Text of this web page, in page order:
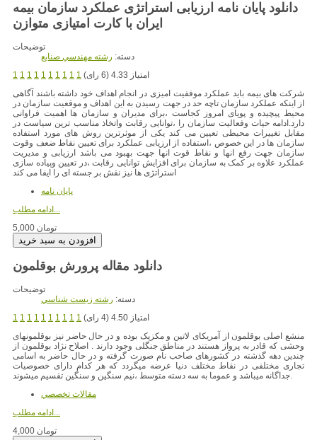
دانلود پایان نامه ارزیابی استراتژی عملکرد سازمان بیمه
ایران با کارت امتیازی متوازن
توضیحات
دسته: رشته مهندسي صنايع
1 1 1 1 1 1 1 1 1 1
امتیاز 4.33 (6 رای)
شرکت های بیمه باید عملکرد موففیت امیزی در انجام اهداف خود داشته باشند آگاهی
از اینکه عملکرد سازمان تاچه حد در جهت رسیدن به این اهداف و موقعیت سازمان در
محیط پیچیده و پویای امروز کجاست ،برای مدیران و سازمان ها اهمیت فراوانی
دارد.ادامه حیات وفعالیت سازمان را ،توانایی رقابت واتخاذ مناسب ترین سیاست در
مقابل تغییرات محیطی تعیین می کند یکی از موثرترین روش های مورد استفاده
سازمان ها در این خصوص ،استفاده از ارزیابی عملکرد برای تعیین نقاط ضعف وقوت
سازمان جهت رفع انها و نقاط قوت انها جهت بهبود می باشد ارزیابی و مدیریت
عملکرد علاوه بر کمک به سازمان برای افزایش توانایی رقابت ،در تعیین وپیاده سازی
استراتژی ها نیز نقش بر جسته ای را ایفا می کند
پایان نامه
ادامه مطلب...
5,000 تومان
دانلود مقاله پرورش بوقلمون
توضیحات
دسته: رشته زيست شناسي
1 1 1 1 1 1 1 1 1 1
امتیاز 4.50 (4 رای)
منشع اصلی بوقلمون از آمریکای لاتین و مکزیک بوده و در حال حاضر نیز بوقلمونهای
وحشی که قادر به پرواز هستند در مناطق جنگلی وجود دارند . اصلاح نژاد بوقلمون از
چندین دهه گذشته در کشورهای صاحب نام صورت گرفته و در حال حاضر به اسامی
تجاری مختلفی در نقاط مختلف دنیا عرضه میگردد که هر کدام دارای خصوصیات
جداگانه میباشد و عموما به سه دسته متوسط ،نیم سنگین و سنگین تقسیم میشوند.
مقالات تخصصي
ادامه مطلب...
4,000 تومان